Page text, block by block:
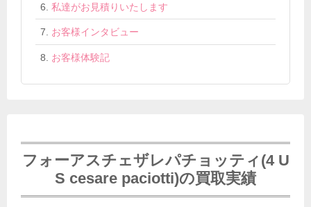
私達がお見積りいたします
お客様インタビュー
お客様体験記
フォーアスチェザレパチョッティ(4 U
S cesare paciotti)の買取実績